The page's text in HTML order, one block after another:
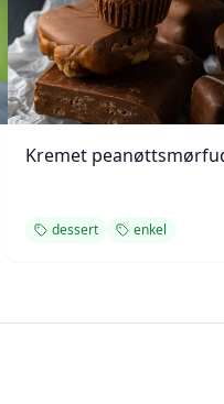
Kremet
dessert enkel